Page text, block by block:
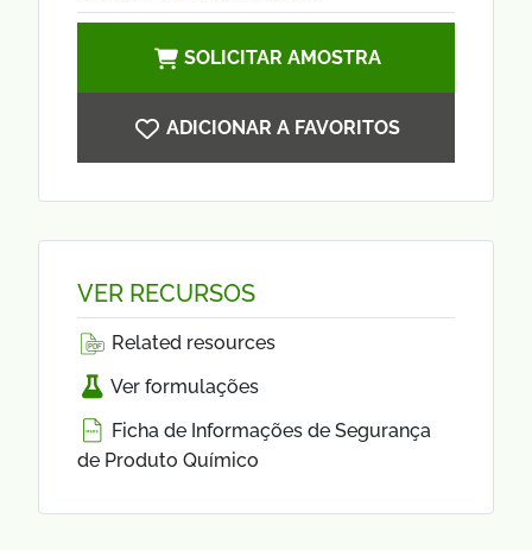
SOLICITAR AMOSTRA
ADICIONAR A FAVORITOS
VER RECURSOS
Related resources
Ver formulações
Ficha de Informações de Segurança
de Produto Químico